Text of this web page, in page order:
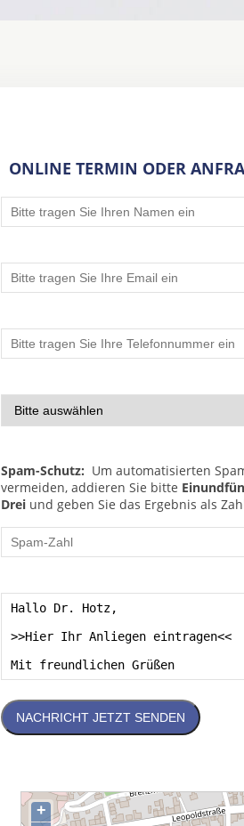
ONLINE TERMIN ODER
Spam-Schutz: Um automatisierten
vermeiden, addieren Sie bitte
Drei und geben Sie das Ergebnis als
NACHRICHT JETZT SENDEN